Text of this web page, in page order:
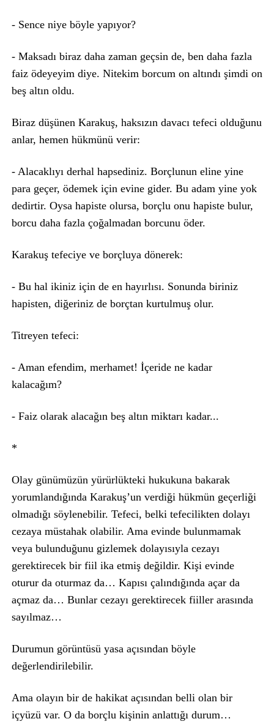
- Sence niye böyle yapıyor?
- Maksadı biraz daha zaman geçsin de, ben daha fazla
faiz ödeyeyim diye. Nitekim borcum on altındı şimdi on
beş altın oldu.
Biraz düşünen Karakuş, haksızın davacı tefeci olduğunu
anlar, hemen hükmünü verir:
- Alacaklıyı derhal hapsediniz. Borçlunun eline yine
para geçer, ödemek için evine gider. Bu adam yine yok
dedirtir. Oysa hapiste olursa, borçlu onu hapiste bulur,
borcu daha fazla çoğalmadan borcunu öder.
Karakuş tefeciye ve borçluya dönerek:
- Bu hal ikiniz için de en hayırlısı. Sonunda biriniz
hapisten, diğeriniz de borçtan kurtulmuş olur.
Titreyen tefeci:
- Aman efendim, merhamet! İçeride ne kadar
kalacağım?
- Faiz olarak alacağın beş altın miktarı kadar...
*
Olay günümüzün yürürlükteki hukukuna bakarak
yorumlandığında Karakuş’un verdiği hükmün geçerliği
olmadığı söylenebilir. Tefeci, belki tefecilikten dolayı
cezaya müstahak olabilir. Ama evinde bulunmamak
veya bulunduğunu gizlemek dolayısıyla cezayı
gerektirecek bir fiil ika etmiş değildir. Kişi evinde
oturur da oturmaz da… Kapısı çalındığında açar da
açmaz da… Bunlar cezayı gerektirecek fiiller arasında
sayılmaz…
Durumun görüntüsü yasa açısından böyle
değerlendirilebilir.
Ama olayın bir de hakikat açısından belli olan bir
içyüzü var. O da borçlu kişinin anlattığı durum…